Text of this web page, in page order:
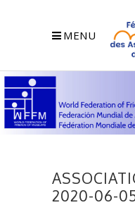
MENU
2020-06-